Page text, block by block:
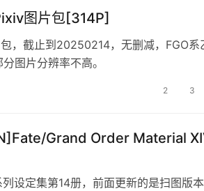
图片包[314P]
，截止到20250214，无删减，FGO系
图片分辨率不高。
2 3
Grand Order Material
设定集第14册，前面更新的是扫图版本